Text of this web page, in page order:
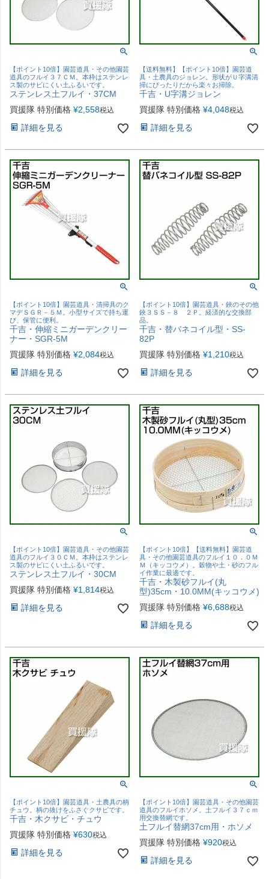
【ポイント10倍】園芸道具・その他園芸
道具のフルイ３７ＣＭ。本枠はステンレ
ス製のサビにくい土ふるいです。
ステンレス土フルイ・37CM
買援隊 特別価格 ¥2,558税込
詳細を見る
【送料無料】【ポイント10倍】園芸道
具・土農具のジョレン。形状がＵ字溝清
掃にぴったりだから楽々お掃除。
千吉・U字溝ジョレン
買援隊 特別価格 ¥4,048税込
詳細を見る
【ポイント10倍】園芸道具・清掃具のク
マデＳＧＲ－５Ｍ。小型サイズで持ち運
び、保管に便利。
千吉・伸縮ミニガーデンクリー
ナー・SGR-5M
買援隊 特別価格 ¥2,084税込
詳細を見る
【ポイント10倍】園芸道具・鋏のその他
鋏３ＳＳ－８ ２Ｐ。経済的な交換部
品。
千吉・替バネコイル型・SS-
82P
買援隊 特別価格 ¥1,210税込
詳細を見る
【ポイント10倍】園芸道具・その他園芸
道具のフルイ３０ＣＭ。本枠はステンレ
ス製のサビにくい土ふるいです。
ステンレス土フルイ・30CM
買援隊 特別価格 ¥1,814税込
詳細を見る
【ポイント10倍】【送料無料】園芸道
具・その他園芸道具のフルイ１０．０Ｍ
Ｍ（キッコウメ）。穀物や土・砂のフル
イ作業に最適です。
千吉・木製砂フルイ(丸
型)35cm・10.0MM(キッコウメ)
買援隊 特別価格 ¥6,688税込
詳細を見る
【ポイント10倍】園芸道具・土農具の柄
チュウ。柄の抜けをふさぐクサビです。
千吉・木クサビ・チュウ
買援隊 特別価格 ¥630税込
詳細を見る
【ポイント10倍】園芸道具・その他園芸
道具のフルイホソメ。土フルイ３７ｃｍ
用交換替網です。
土フルイ替網37cm用・ホソメ
買援隊 特別価格 ¥920税込
詳細を見る